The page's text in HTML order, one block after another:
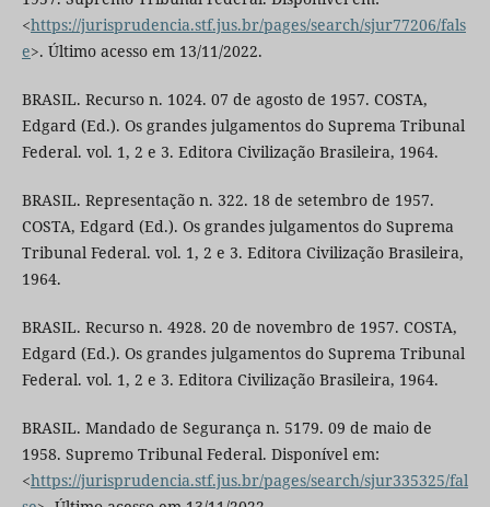
<https://jurisprudencia.stf.jus.br/pages/search/sjur77206/fals
e>. Último acesso em 13/11/2022.
BRASIL. Recurso n. 1024. 07 de agosto de 1957. COSTA,
Edgard (Ed.). Os grandes julgamentos do Suprema Tribunal
Federal. vol. 1, 2 e 3. Editora Civilização Brasileira, 1964.
BRASIL. Representação n. 322. 18 de setembro de 1957.
COSTA, Edgard (Ed.). Os grandes julgamentos do Suprema
Tribunal Federal. vol. 1, 2 e 3. Editora Civilização Brasileira,
1964.
BRASIL. Recurso n. 4928. 20 de novembro de 1957. COSTA,
Edgard (Ed.). Os grandes julgamentos do Suprema Tribunal
Federal. vol. 1, 2 e 3. Editora Civilização Brasileira, 1964.
BRASIL. Mandado de Segurança n. 5179. 09 de maio de
1958. Supremo Tribunal Federal. Disponível em:
<https://jurisprudencia.stf.jus.br/pages/search/sjur335325/fal